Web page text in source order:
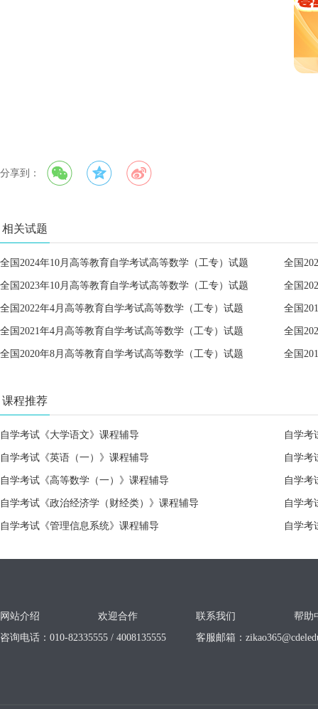
分享到：
相关试题
全国2024年10月高等教育自学考试高等数学（工专）试题 全国
全国2023年10月高等教育自学考试高等数学（工专）试题 全国
全国2022年4月高等教育自学考试高等数学（工专）试题 全国
全国2021年4月高等教育自学考试高等数学（工专）试题 全国
全国2020年8月高等教育自学考试高等数学（工专）试题 全国
课程推荐
自学考试《大学语文》课程辅导 自学考
自学考试《英语（一）》课程辅导 自学考
自学考试《高等数学（一）》课程辅导 自学考
自学考试《政治经济学（财经类）》课程辅导 自学考
自学考试《管理信息系统》课程辅导 自学考
网站介绍 欢迎合作 联系我们
帮助
咨询电话：010-82335555 / 4008135555
客服邮箱：